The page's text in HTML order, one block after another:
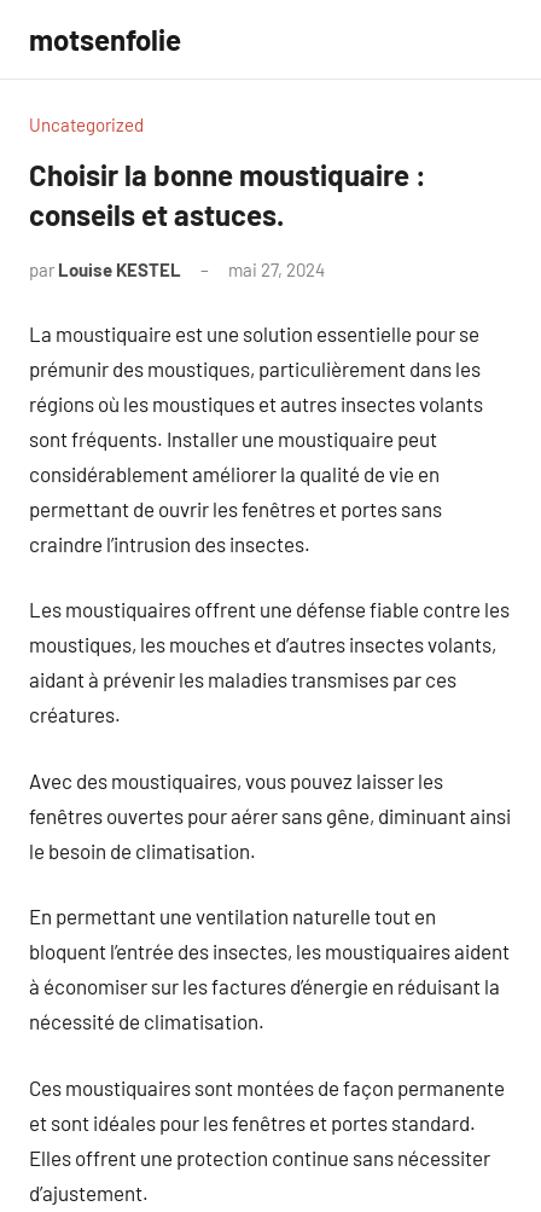
contenu
motsenfolie
Uncategorized
Choisir la bonne moustiquaire :
conseils et astuces.
par Louise KESTEL mai 27, 2024
La moustiquaire est une solution essentielle pour se
prémunir des moustiques, particulièrement dans les
régions où les moustiques et autres insectes volants
sont fréquents. Installer une moustiquaire peut
considérablement améliorer la qualité de vie en
permettant de ouvrir les fenêtres et portes sans
craindre l’intrusion des insectes.
Les moustiquaires offrent une défense fiable contre les
moustiques, les mouches et d’autres insectes volants,
aidant à prévenir les maladies transmises par ces
créatures.
Avec des moustiquaires, vous pouvez laisser les
fenêtres ouvertes pour aérer sans gêne, diminuant ainsi
le besoin de climatisation.
En permettant une ventilation naturelle tout en
bloquent l’entrée des insectes, les moustiquaires aident
à économiser sur les factures d’énergie en réduisant la
nécessité de climatisation.
Ces moustiquaires sont montées de façon permanente
et sont idéales pour les fenêtres et portes standard.
Elles offrent une protection continue sans nécessiter
d’ajustement.